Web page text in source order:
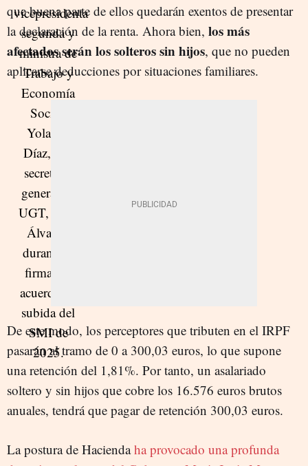
que buena parte de ellos quedarán exentos de presentar
la declaración de la renta. Ahora bien, los más
afectados serán los solteros sin hijos, que no pueden
aplicarse deducciones por situaciones familiares.
De este modo, los perceptores que tributen en el IRPF
pasarán al tramo de 0 a 300,03 euros, lo que supone
una retención del 1,81%. Por tanto, un asalariado
soltero y sin hijos que cobre los 16.576 euros brutos
anuales, tendrá que pagar de retención 300,03 euros.
La postura de Haciendaha provocado una profunda